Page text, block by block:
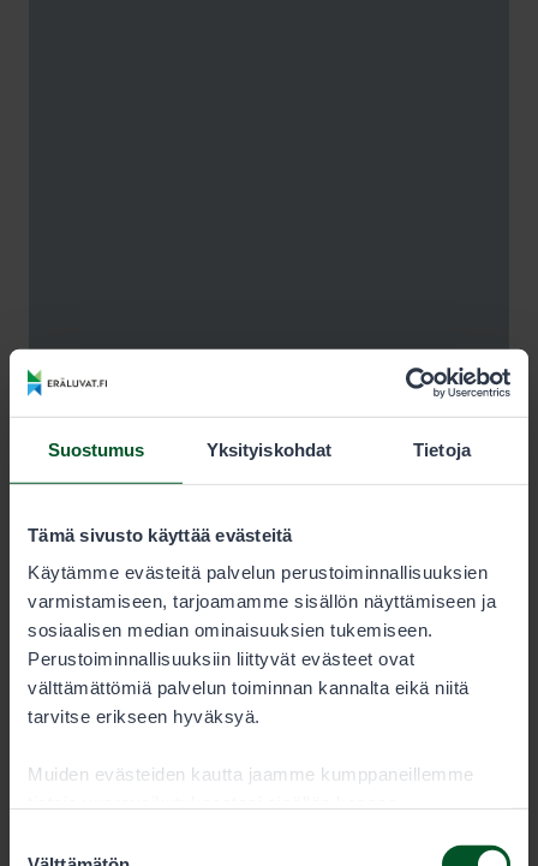
Suostumus Yksityiskohdat Tietoja
Tämä sivusto käyttää evästeitä
Käytämme evästeitä palvelun perustoiminnallisuuksien
varmistamiseen, tarjoamamme sisällön näyttämiseen ja
sosiaalisen median ominaisuuksien tukemiseen.
Perustoiminnallisuuksiin liittyvät evästeet ovat
välttämättömiä palvelun toiminnan kannalta eikä niitä
tarvitse erikseen hyväksyä.
Muiden evästeiden kautta jaamme kumppaneillemme
tietoihin, joita olet antanut heille tai joita on kerätty, kun